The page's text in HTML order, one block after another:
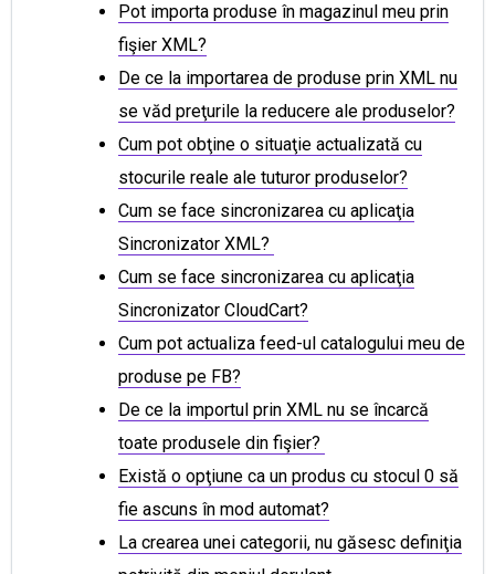
Pot importa produse în magazinul meu prin
fişier XML?
De ce la importarea de produse prin XML nu
se văd preţurile la reducere ale produselor?
Cum pot obţine o situaţie actualizată cu
stocurile reale ale tuturor produselor?
Cum se face sincronizarea cu aplicaţia
Sincronizator XML?
Cum se face sincronizarea cu aplicaţia
Sincronizator CloudCart?
Cum pot actualiza feed-ul catalogului meu de
produse pe FB?
De ce la importul prin XML nu se încarcă
toate produsele din fişier?
Există o opţiune ca un produs cu stocul 0 să
fie ascuns în mod automat?
La crearea unei categorii, nu găsesc definiţia